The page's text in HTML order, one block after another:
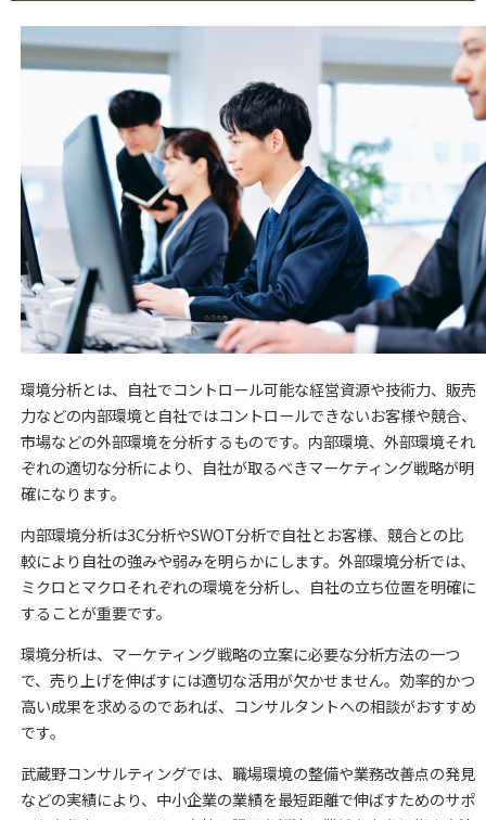
環境分析とは、自社でコントロール可能な経営資源や技術力、販売
力などの内部環境と自社ではコントロールできないお客様や競合、
市場などの外部環境を分析するものです。内部環境、外部環境それ
ぞれの適切な分析により、自社が取るべきマーケティング戦略が明
確になります。
内部環境分析は3C分析やSWOT分析で自社とお客様、競合との比
較により自社の強みや弱みを明らかにします。外部環境分析では、
ミクロとマクロそれぞれの環境を分析し、自社の立ち位置を明確に
することが重要です。
環境分析は、マーケティング戦略の立案に必要な分析方法の一つ
で、売り上げを伸ばすには適切な活用が欠かせません。効率的かつ
高い成果を求めるのであれば、コンサルタントへの相談がおすすめ
です。
武蔵野コンサルティングでは、職場環境の整備や業務改善点の発見
などの実績により、中小企業の業績を最短距離で伸ばすためのサポ